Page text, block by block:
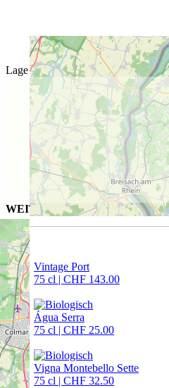
Lage des Weinguts
WEITERE AUSGESUCHTE
Vintage Port
75 cl | CHF 143.00
Água Serra
75 cl | CHF 25.00
Vigna Montebello Sette
75 cl | CHF 32.50